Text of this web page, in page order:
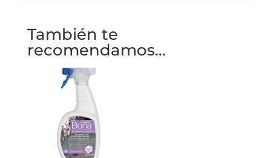
También te
recomendamos…